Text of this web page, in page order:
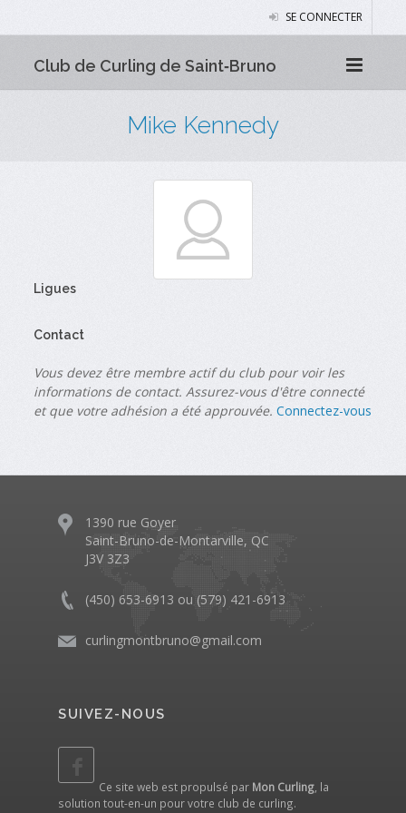
SE CONNECTER
Club de Curling de Saint‑Bruno
Mike Kennedy
Ligues
Contact
Vous devez être membre actif du club pour voir les
informations de contact. Assurez-vous d'être connecté
et que votre adhésion a été approuvée. Connectez-vous
1390 rue Goyer
Saint-Bruno-de-Montarville, QC
J3V 3Z3
(450) 653-6913 ou (579) 421-6913
curlingmontbruno@gmail.com
SUIVEZ-NOUS
Ce site web est propulsé par Mon Curling , la
solution tout-en-un pour votre club de curling.